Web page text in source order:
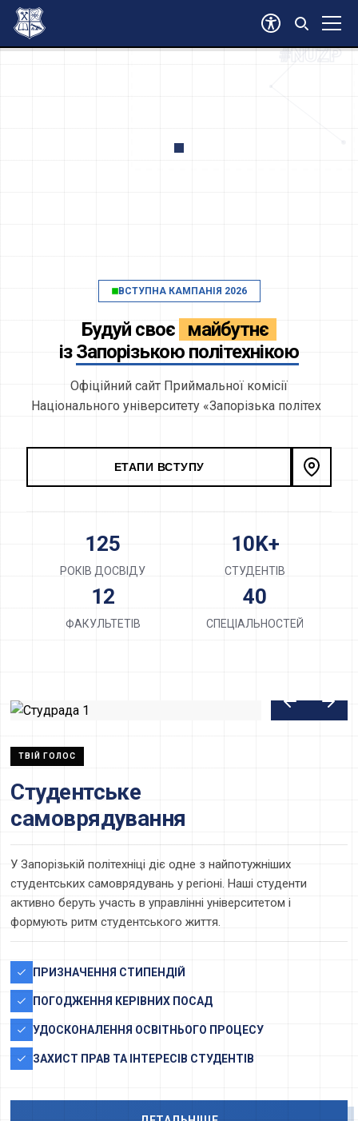
#ВСТУП2026
#NUZP
ВСТУПНА КАМПАНІЯ 2026
Будуй своє
майбутнє
ізЗапорізькою політехнікою
Офіційний сайт Приймальної комісії
Національного універси тету «Запорізька
ЕТАПИ ВСТУПУ
125
РОКІВ ДОСВІДУ
10K+
СТУДЕНТІВ
12
ФАКУЛЬТЕТІВ
40
СПЕЦІАЛЬНОСТЕЙ
Студентське
самоврядування
У Запорізькій політехніці діє одне з найпотужніших
студентських самоврядувань у регіоні. Наші студенти
активно беруть участь в управлінні університетом і
формують ритм студентського життя.
ПРИЗНАЧЕННЯ СТИПЕНДІЙ
ПОГОДЖЕННЯ КЕРІВНИХ ПОСАД
УДОСКОНАЛЕННЯ ОСВІТНЬОГО ПРОЦЕСУ
ЗАХИСТ ПРАВ ТА ІНТЕРЕСІВ СТУДЕНТІВ